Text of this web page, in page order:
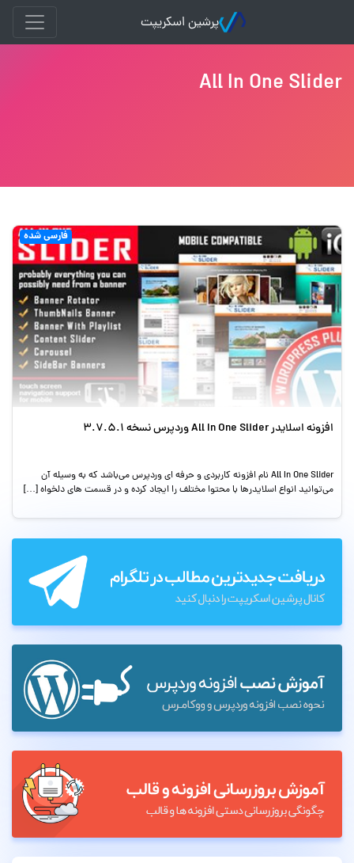
پرشین اسکریپت
All In One Slider
فارسی شده
افزونه اسلایدر All In One Slider وردپرس نسخه 3.7.5.1
All In One Slider نام افزونه کاربردی و حرفه ای وردپرس می‌باشد که به وسیله آن
می‌توانید انواع اسلایدرها با محتوا مختلف را ایجاد کرده و در قسمت های دلخواه […]